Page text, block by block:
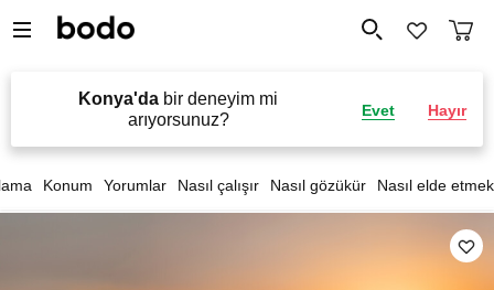
Konya'da bir deneyim mi
arıyorsunuz?
Evet Hayır
Konum Yorumlar Nasıl çalışır Nasıl gözükür Nasıl elde etmek